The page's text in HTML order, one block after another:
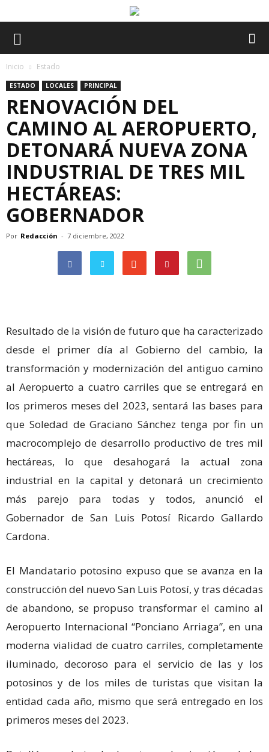
Inicio Estado
ESTADO LOCALES PRINCIPAL
RENOVACIÓN DEL
CAMINO AL AEROPUERTO,
DETONARÁ NUEVA ZONA
INDUSTRIAL DE TRES MIL
HECTÁREAS:
GOBERNADOR
Por Redacción - 7 diciembre, 2022
Resultado de la visión de futuro que ha caracterizado
desde el primer día al Gobierno del cambio, la
transformación y modernización del antiguo camino
al Aeropuerto a cuatro carriles que se entregará en
los primeros meses del 2023, sentará las bases para
que Soledad de Graciano Sánchez tenga por fin un
macrocomplejo de desarrollo productivo de tres mil
hectáreas, lo que desahogará la actual zona
industrial en la capital y detonará un crecimiento
más parejo para todas y todos, anunció el
Gobernador de San Luis Potosí Ricardo Gallardo
Cardona.
El Mandatario potosino expuso que se avanza en la
construcción del nuevo San Luis Potosí, y tras décadas
de abandono, se propuso transformar el camino al
Aeropuerto Internacional “Ponciano Arriaga”, en una
moderna vialidad de cuatro carriles, completamente
iluminado, decoroso para el servicio de las y los
potosinos y de los miles de turistas que visitan la
entidad cada año, mismo que será entregado en los
primeros meses del 2023.